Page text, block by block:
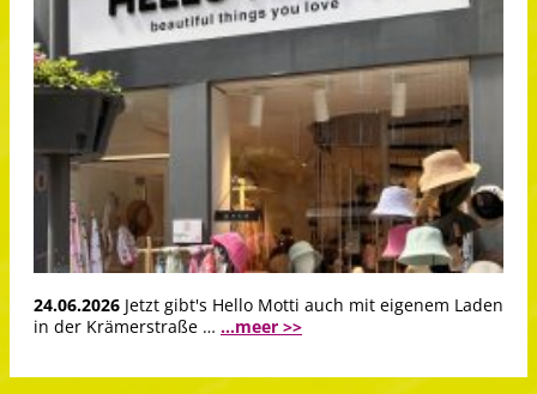
24.06.2026 Jetzt gibt's Hello Motti auch mit eigenem Laden
in der Krämerstraße … ...meer >>